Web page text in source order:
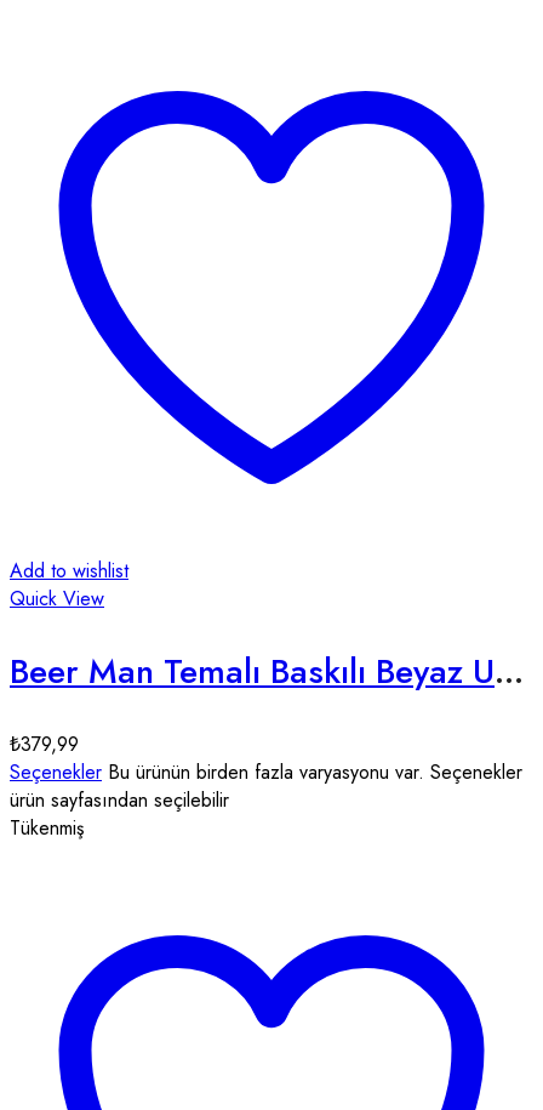
Add to wishlist
Quick View
Beer Man Temalı Baskılı Beyaz Unisex Tişört
₺379,99
Seçenekler Bu ürünün birden fazla varyasyonu var. Seçenekler
ürün sayfasından seçilebilir
Tükenmiş